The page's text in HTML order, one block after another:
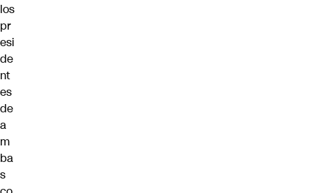
los
pr
esi
de
nt
es
de
a
m
ba
s